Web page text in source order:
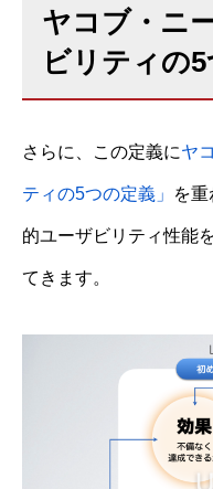
ヤコブ・ニ
ビリティの5
さらに、この定義にヤ
ティの5つの定義」 を
的ユーザビリティ性能
てきます。